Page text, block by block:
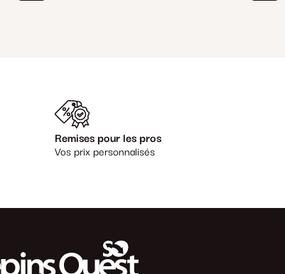
Remises pour les pros
Vos prix personnalisés